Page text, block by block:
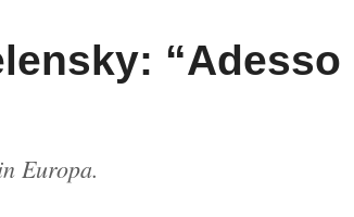
“Adesso
Europa.